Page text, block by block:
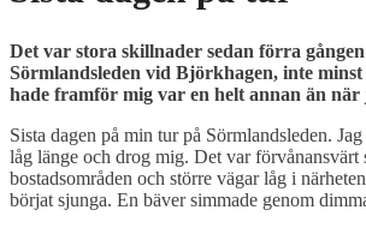
Det var stora skillnader sedan förra
Sörmlandsleden vid Björkhagen, inte
hade framför mig var en helt annan än
Sista dagen på min tur på Sörmlandsleden.
låg länge och drog mig. Det var förvånansvärt
bostadsområden och större vägar låg i
börjat sjunga. En bäver simmade genom